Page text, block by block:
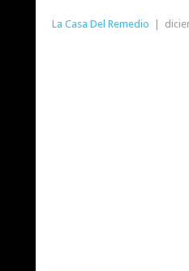
La Casa Del Remedio |